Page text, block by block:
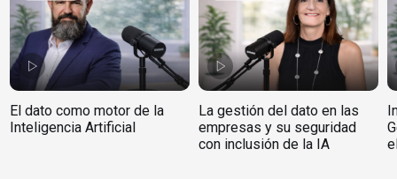
El dato como motor de la
Inteligencia Artificial
La gestión del dato en las
empresas y su seguridad
con inclusión de la IA